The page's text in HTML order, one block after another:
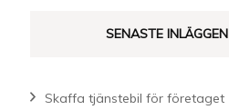
SENASTE INLÄGGEN
Skaffa tjänstebil för företaget